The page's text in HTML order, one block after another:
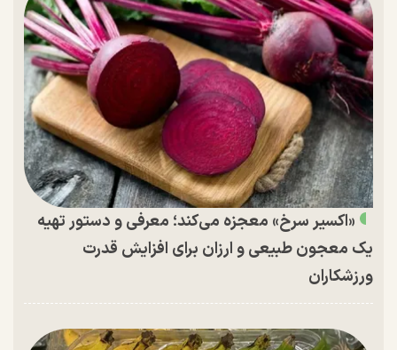
«اکسیر سرخ» معجزه می‌کند؛ معرفی و دستور تهیه
یک معجون طبیعی و ارزان برای افزایش قدرت
ورزشکاران